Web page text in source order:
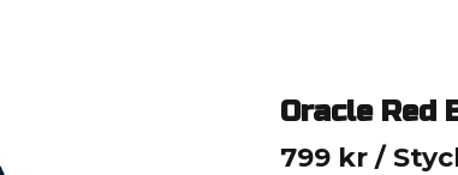
Oracle Red
799 kr /